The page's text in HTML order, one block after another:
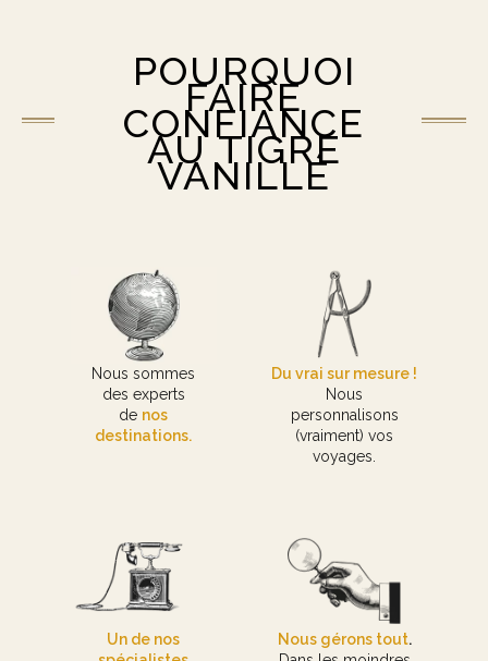
POURQUOI
FAIRE
CONFIANCE
AU TIGRE
VANILLÉ
Nous sommes
des experts
de nos
destinations.
Du vrai sur mesure !
Nous
personnalisons
(vraiment) vos
voyages.
Un de nos
Nous gérons tout.